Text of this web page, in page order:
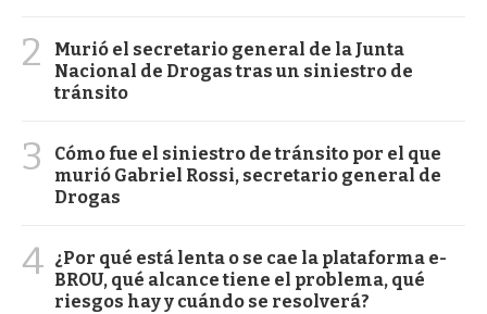
2
Murió el secretario general de la Junta
Nacional de Drogas tras un siniestro de
tránsito
3
Cómo fue el siniestro de tránsito por el que
murió Gabriel Rossi, secretario general de
Drogas
4 ¿Por qué está lenta o se cae la plataforma e-
BROU, qué alcance tiene el problema, qué
riesgos hay y cuándo se resolverá?